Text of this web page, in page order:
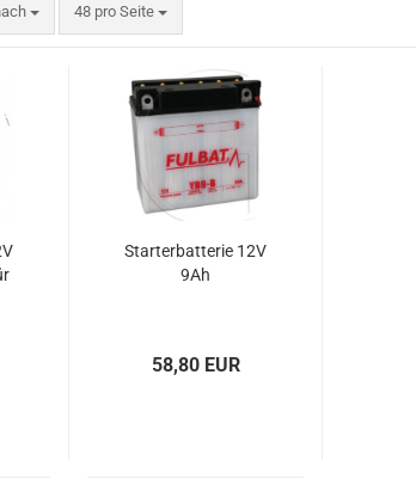
48 pro Seite
pro Seite
Starterbatterie 12V
9Ah
58,80 EUR